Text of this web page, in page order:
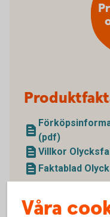
(pdf)
Villkor
Faktablad
Våra